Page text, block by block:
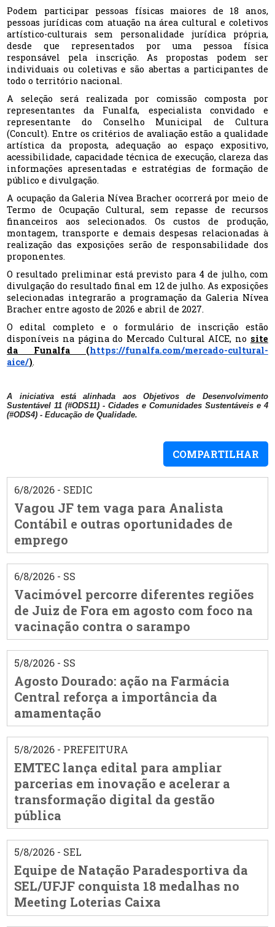
Podem participar pessoas físicas maiores de 18 anos,
pessoas jurídicas com atuação na área cultural e coletivos
artístico-culturais sem personalidade jurídica própria,
desde que representados por uma pessoa física
responsável pela inscrição. As propostas podem ser
individuais ou coletivas e são abertas a participantes de
todo o território nacional.
A seleção será realizada por comissão composta por
representantes da Funalfa, especialista convidado e
representante do Conselho Municipal de Cultura
(Concult). Entre os critérios de avaliação estão a qualidade
artística da proposta, adequação ao espaço expositivo,
acessibilidade, capacidade técnica de execução, clareza das
informações apresentadas e estratégias de formação de
público e divulgação.
A ocupação da Galeria Nívea Bracher ocorrerá por meio de
Termo de Ocupação Cultural, sem repasse de recursos
financeiros aos selecionados. Os custos de produção,
montagem, transporte e demais despesas relacionadas à
realização das exposições serão de responsabilidade dos
proponentes.
O resultado preliminar está previsto para 4 de julho, com
divulgação do resultado final em 12 de julho. As exposições
selecionadas integrarão a programação da Galeria Nívea
Bracher entre agosto de 2026 e abril de 2027.
O edital completo e o formulário de inscrição estão
disponíveis na página do Mercado Cultural AICE, no site
da Funalfa (https://funalfa.com/mercado-cultural-
aice/).
A iniciativa está alinhada aos Objetivos de Desenvolvimento
Sustentável 11 (#ODS11) - Cidades e Comunidades Sustentáveis e 4
(#ODS4) - Educação de Qualidade.
COMPARTILHAR
6/8/2026 - SEDIC
Vagou JF tem vaga para Analista
Contábil e outras oportunidades de
emprego
6/8/2026 - SS
Vacimóvel percorre diferentes regiões
de Juiz de Fora em agosto com foco na
vacinação contra o sarampo
5/8/2026 - SS
Agosto Dourado: ação na Farmácia
Central reforça a importância da
amamentação
5/8/2026 - PREFEITURA
EMTEC lança edital para ampliar
parcerias em inovação e acelerar a
transformação digital da gestão
pública
5/8/2026 - SEL
Equipe de Natação Paradesportiva da
SEL/UFJF conquista 18 medalhas no
Meeting Loterias Caixa